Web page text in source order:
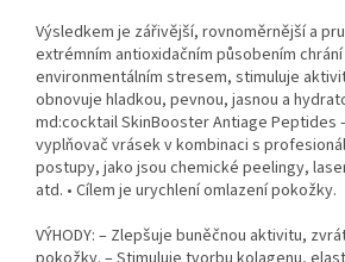
Výsledkem je zářivější, rovnoměrnější a
extrémním antioxidačním působením
environmentálním stresem, stimuluje
obnovuje hladkou, pevnou, jasnou a
md:cocktail SkinBooster Antiage Peptides
vyplňovač vrásek v kombinaci s
postupy, jako jsou chemické peelingy,
atd. • Cílem je urychlení omlazení pokožky.
VÝHODY: – Zlepšuje buněčnou aktivitu,